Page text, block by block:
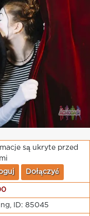
są ukryte przed
Dołączyć
ID: 85045